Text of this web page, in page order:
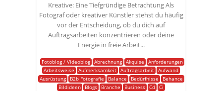
Kreative: Eine Tiefgründige Betrachtung Als
Fotograf oder kreativer Künstler stehst du häufig
vor der Entscheidung, ob du dich auf
Auftragsarbeiten konzentrieren oder deine
Energie in freie Arbeit...
Fotoblog / Videoblog Abrechnung Akquise
Anforderungen
Arbeitsweise
Aufmerksamkeit Auftragsarbeit Aufwand
Ausrüstung
B2b Fotografie Balance Bedürfnisse
Behance
Bildideen
Blogs Branche Business Cd Ci